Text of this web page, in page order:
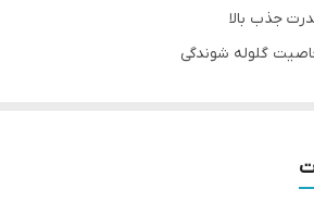
جذب بالا
گلوله شوندگی
باکتریال
گرد و غبار